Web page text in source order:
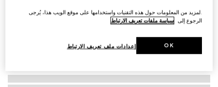
.لمزيد من المعلومات حول هذه التقنيات واستخدامها على موقع الويب هذا، يُرجى
الرجوع إلى سياسة ملفات تعريف الارتباط
إعدادات ملف تعريف الارتباط OK